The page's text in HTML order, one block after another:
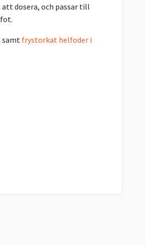
dosera, och passar till
samt frystorkat helfoder i